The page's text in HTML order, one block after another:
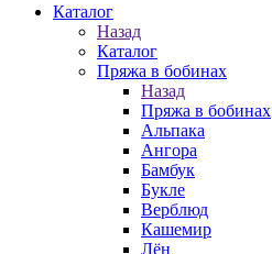
Каталог
Назад
Каталог
Пряжа в бобинах
Назад
Пряжа в бобинах
Альпака
Ангора
Бамбук
Букле
Верблюд
Кашемир
Лён